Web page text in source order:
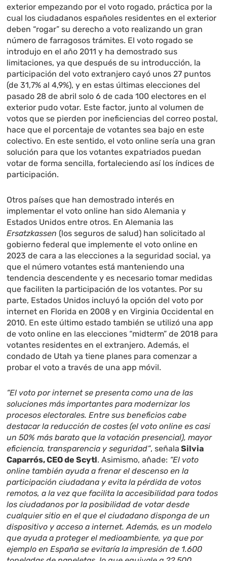
exterior empezando por el voto rogado, práctica por la
cual los ciudadanos españoles residentes en el exterior
deben “rogar” su derecho a voto realizando un gran
número de farragosos trámites. El voto rogado se
introdujo en el año 2011 y ha demostrado sus
limitaciones, ya que después de su introducción, la
participación del voto extranjero cayó unos 27 puntos
(de 31,7% al 4,9%), y en estas últimas elecciones del
pasado 28 de abril solo 6 de cada 100 electores en el
exterior pudo votar. Este factor, junto al volumen de
votos que se pierden por ineficiencias del correo postal,
hace que el porcentaje de votantes sea bajo en este
colectivo. En este sentido, el voto online sería una gran
solución para que los votantes expatriados puedan
votar de forma sencilla, fortaleciendo así los índices de
participación.
Otros países que han demostrado interés en
implementar el voto online han sido Alemania y
Estados Unidos entre otros. En Alemania las
Ersatzkassen (los seguros de salud) han solicitado al
gobierno federal que implemente el voto online en
2023 de cara a las elecciones a la seguridad social, ya
que el número votantes está manteniendo una
tendencia descendente y es necesario tomar medidas
que faciliten la participación de los votantes. Por su
parte, Estados Unidos incluyó la opción del voto por
internet en Florida en 2008 y en Virginia Occidental en
2010. En este último estado también se utilizó una app
de voto online en las elecciones “midterm” de 2018 para
votantes residentes en el extranjero. Además, el
condado de Utah ya tiene planes para comenzar a
probar el voto a través de una app móvil.
“El voto por internet se presenta como una de las
soluciones más importantes para modernizar los
procesos electorales. Entre sus beneficios cabe
destacar la reducción de costes (el voto online es casi
un 50% más barato que la votación presencial), mayor
eficiencia, transparencia y seguridad”, señala Silvia
Caparrós, CEO de Scytl. Asimismo, añade: “El voto
online también ayuda a frenar el descenso en la
participación ciudadana y evita la pérdida de votos
remotos, a la vez que facilita la accesibilidad para todos
los ciudadanos por la posibilidad de votar desde
cualquier sitio en el que el ciudadano disponga de un
dispositivo y acceso a internet. Además, es un modelo
que ayuda a proteger el medioambiente, ya que por
ejemplo en España se evitaría la impresión de 1.600